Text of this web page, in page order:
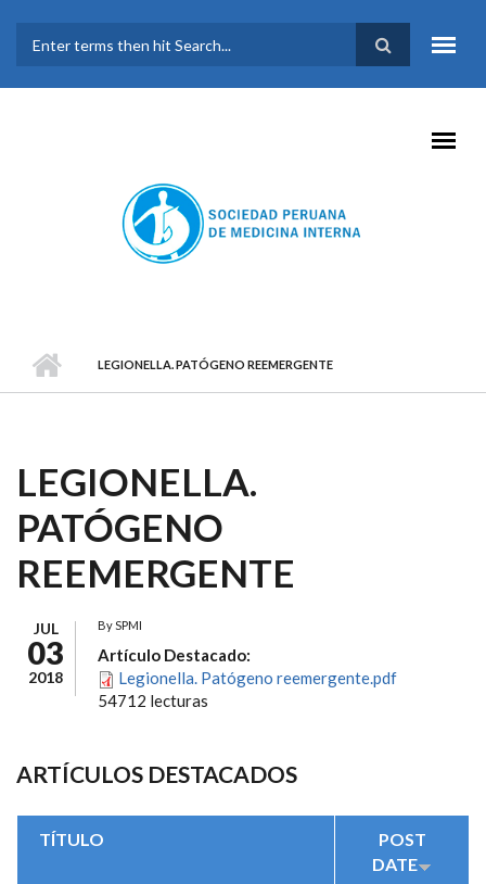
FORMULARIO DE
BÚSQUEDA
LEGIONELLA. PATÓGENO REEMERGENTE
LEGIONELLA.
PATÓGENO
REEMERGENTE
JUL
03
2018
BySPMI
Artículo Destacado:
Legionella. Patógeno reemergente.pdf
54712 lecturas
ARTÍCULOS DESTACADOS
TÍTULO
POST
DATE